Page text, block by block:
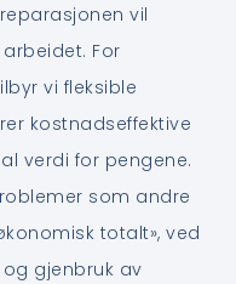
vil
For
vi fleksible
kostnadseffektive
verdi for pengene.
som andre
totalt», ved
gjenbruk av